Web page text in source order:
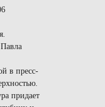
в пресс-
придает